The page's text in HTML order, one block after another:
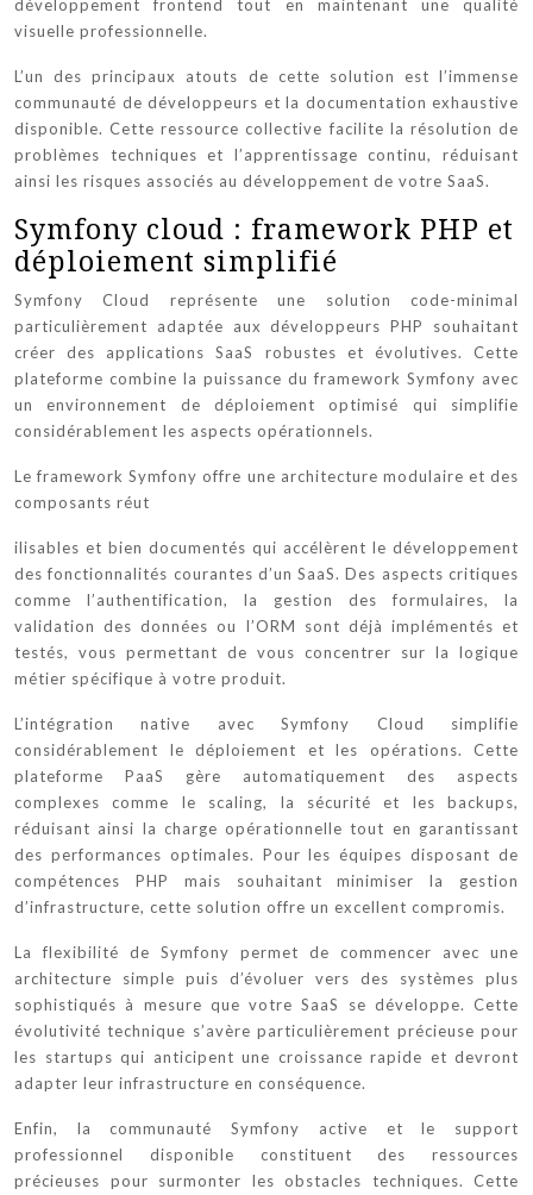
développement frontend tout en maintenant une qualité
visuelle professionnelle.
L’un des principaux atouts de cette solution est l’immense
communauté de développeurs et la documentation exhaustive
disponible. Cette ressource collective facilite la résolution de
problèmes techniques et l’apprentissage continu, réduisant
ainsi les risques associés au développement de votre SaaS.
Symfony cloud : framework PHP et
déploiement simplifié
Symfony Cloud représente une solution code-minimal
particulièrement adaptée aux développeurs PHP souhaitant
créer des applications SaaS robustes et évolutives. Cette
plateforme combine la puissance du framework Symfony avec
un environnement de déploiement optimisé qui simplifie
considérablement les aspects opérationnels.
Le framework Symfony offre une architecture modulaire et des
composants réut
ilisables et bien documentés qui accélèrent le développement
des fonctionnalités courantes d’un SaaS. Des aspects critiques
comme l’authentification, la gestion des formulaires, la
validation des données ou l’ORM sont déjà implémentés et
testés, vous permettant de vous concentrer sur la logique
métier spécifique à votre produit.
L’intégration native avec Symfony Cloud simplifie
considérablement le déploiement et les opérations. Cette
plateforme PaaS gère automatiquement des aspects
complexes comme le scaling, la sécurité et les backups,
réduisant ainsi la charge opérationnelle tout en garantissant
des performances optimales. Pour les équipes disposant de
compétences PHP mais souhaitant minimiser la gestion
d’infrastructure, cette solution offre un excellent compromis.
La flexibilité de Symfony permet de commencer avec une
architecture simple puis d’évoluer vers des systèmes plus
sophistiqués à mesure que votre SaaS se développe. Cette
évolutivité technique s’avère particulièrement précieuse pour
les startups qui anticipent une croissance rapide et devront
adapter leur infrastructure en conséquence.
Enfin, la communauté Symfony active et le support
professionnel disponible constituent des ressources
précieuses pour surmonter les obstacles techniques. Cette